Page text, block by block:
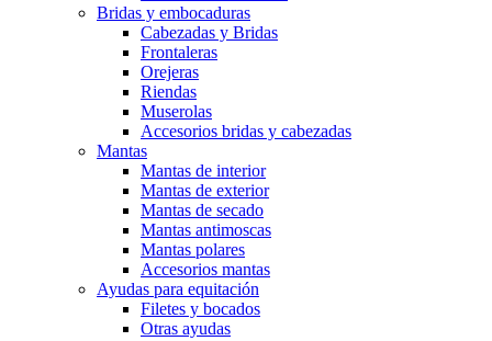
Bridas y embocaduras
Cabezadas y Bridas
Frontaleras
Orejeras
Riendas
Muserolas
Accesorios bridas y cabezadas
Mantas
Mantas de interior
Mantas de exterior
Mantas de secado
Mantas antimoscas
Mantas polares
Accesorios mantas
Ayudas para equitación
Filetes y bocados
Otras ayudas